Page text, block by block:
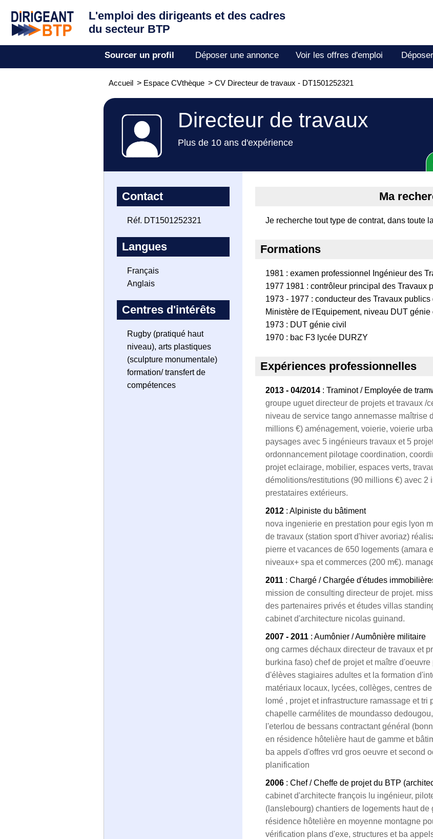
L'emploi des dirigeants et des cadres
du secteur BTP
Sourcer un profil Déposer une annonce Voir les offres d'emploi
Accueil > Espace CVthèque > CV Directeur de travaux - DT1501252321
Directeur de travaux
Plus de 10 ans d'expérience
Contact
Réf. DT1501252321
Langues
Français
Anglais
Centres d'intérêts
Rugby (pratiqué haut
niveau), arts plastiques
(sculpture monumentale)
formation/ transfert de
compétences
Ma
Je recherche tout type de contrat, dans toute
Formations
1981 : examen professionnel Ingénieur des
1977 1981 : contrôleur principal des Travaux
1973 - 1977 : conducteur des Travaux
Ministère de l'Equipement, niveau DUT génie
1973 : DUT génie civil
1970 : bac F3 lycée DURZY
Expériences professionnelles
2013 - 04/2014 : Traminot / Employée de
groupe uguet directeur de projets et travaux /
niveau de service tango annemasse maîtrise
millions €) aménagement, voierie, voierie
paysages avec 5 ingénieurs travaux et 5
ordonnancement pilotage coordination,
projet eclairage, mobilier, espaces verts,
démolitions/restitutions (90 millions €) avec 2
prestataires extérieurs.
2012 : Alpiniste du bâtiment
nova ingenierie en prestation pour egis lyon
de travaux (station sport d'hiver avoriaz)
pierre et vacances de 650 logements (amara
niveaux+ spa et commerces (200 m€).
2011 : Chargé / Chargée d'études
mission de consulting directeur de projet.
des partenaires privés et études villas
cabinet d'architecture nicolas guinand.
2007 - 2011 : Aumônier / Aumônière militaire
ong carmes déchaux directeur de travaux et
burkina faso) chef de projet et maître
d'élèves stagiaires adultes et la formation
matériaux locaux, lycées, collèges, centres
lomé , projet et infrastructure ramassage et
chapelle carmélites de moundasso
l'eterlou de bessans contractant général
en résidence hôtelière haut de gamme et
ba appels d'offres vrd gros oeuvre et second
planification
2006 : Chef / Cheffe de projet du BTP
cabinet d'architecte françois lu ingénieur,
(lanslebourg) chantiers de logements haut de
résidence hôtelière en moyenne montagne
vérification plans d'exe, structures et ba